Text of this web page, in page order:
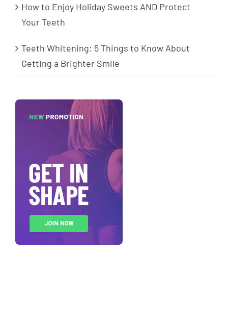
How to Enjoy Holiday Sweets AND Protect
Your Teeth
Teeth Whitening: 5 Things to Know About
Getting a Brighter Smile